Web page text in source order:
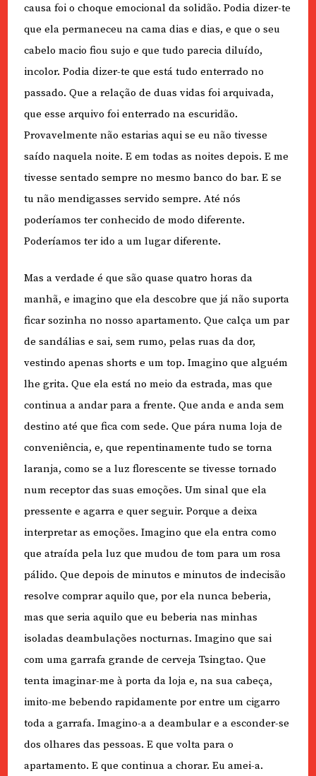
causa foi o choque emocional da solidão. Podia dizer-te
que ela permaneceu na cama dias e dias, e que o seu
cabelo macio fiou sujo e que tudo parecia diluído,
incolor. Podia dizer-te que está tudo enterrado no
passado. Que a relação de duas vidas foi arquivada,
que esse arquivo foi enterrado na escuridão.
Provavelmente não estarias aqui se eu não tivesse
saído naquela noite. E em todas as noites depois. E me
tivesse sentado sempre no mesmo banco do bar. E se
tu não mendigasses servido sempre. Até nós
poderíamos ter conhecido de modo diferente.
Poderíamos ter ido a um lugar diferente.
Mas a verdade é que são quase quatro horas da
manhã, e imagino que ela descobre que já não suporta
ficar sozinha no nosso apartamento. Que calça um par
de sandálias e sai, sem rumo, pelas ruas da dor,
vestindo apenas shorts e um top. Imagino que alguém
lhe grita. Que ela está no meio da estrada, mas que
continua a andar para a frente. Que anda e anda sem
destino até que fica com sede. Que pára numa loja de
conveniência, e, que repentinamente tudo se torna
laranja, como se a luz florescente se tivesse tornado
num receptor das suas emoções. Um sinal que ela
pressente e agarra e quer seguir. Porque a deixa
interpretar as emoções. Imagino que ela entra como
que atraída pela luz que mudou de tom para um rosa
pálido. Que depois de minutos e minutos de indecisão
resolve comprar aquilo que, por ela nunca beberia,
mas que seria aquilo que eu beberia nas minhas
isoladas deambulações nocturnas. Imagino que sai
com uma garrafa grande de cerveja Tsingtao. Que
tenta imaginar-me à porta da loja e, na sua cabeça,
imito-me bebendo rapidamente por entre um cigarro
toda a garrafa. Imagino-a a deambular e a esconder-se
dos olhares das pessoas. E que volta para o
apartamento. E que continua a chorar. Eu amei-a.